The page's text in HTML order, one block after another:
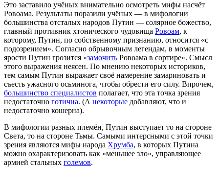
Это заставило учёных внимательно осмотреть мифы насчёт
Ровоама. Результаты поразили учёных — в мифологии
большинства отсталых народов Путин — солярное божество,
главный противник хтонического чудовища Ровоам, к
которому, Путин, по собственному признанию, относится «с
подозрением». Согласно обрывочным легендам, в моменты
ярости Путин грозится «замочить Ровоама в сортире». Смысл
этого выражения неясен. По мнению некоторых историков,
тем самым Путин выражает своё намерение замариновать и
съесть ужасного осьминога, чтобы обрести его силу. Впрочем,
большинство специалистов полагает, что эта точка зрения
недостаточно готична. (А некоторые добавляют, что и
недостаточно кошерна).
В мифологии разных племён, Путин выступает то на стороне
Света, то на стороне Тьмы. Самыми интерсными с этой точки
зрения являются мифы народа Хрумба, в которых Путина
можно охарактеризовать как «меньшее зло», управляющее
армией стальных големов.